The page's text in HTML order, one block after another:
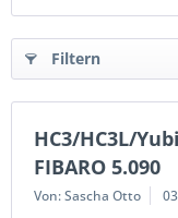
Filtern
HC3/HC3L/
FIBARO 5.090
Von: Sascha Otto